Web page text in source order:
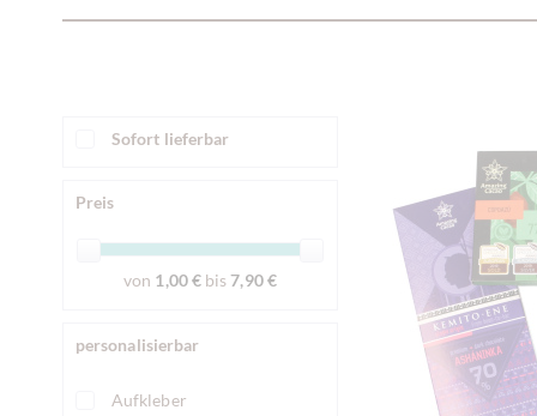
Sofort lieferbar
Preis
von 1,00 € bis7,90 €
personalisierbar
Aufkleber